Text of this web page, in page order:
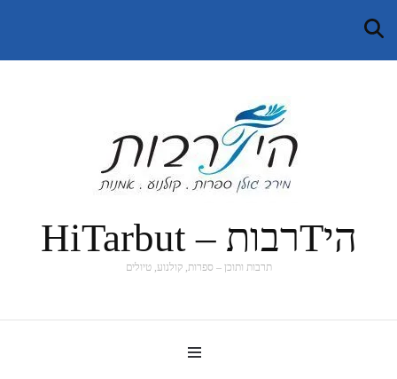
היTרבות – HiTarbut
תרבות ותוכן – ספרות, קולנוע, טיולים